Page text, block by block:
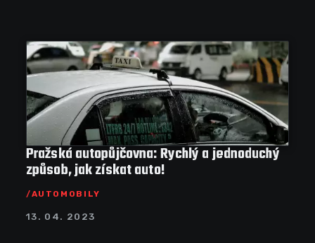
Pražská autopůjčovna: Rychlý a jednoduchý
způsob, jak získat auto!
AUTOMOBILY
13. 04. 2023